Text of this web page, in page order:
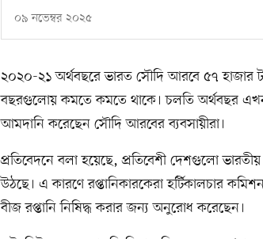
০৯ নভেম্বর ২০২৫
২০২০-২১ অর্থবছরে ভারত সৌদি আরবে ৫৭ হাজার
বছরগুলোয় কমতে কমতে থাকে। চলতি অর্থবছর এখন
আমদানি করেছেন সৌদি আরবের ব্যবসায়ীরা।
প্রতিবেদনে বলা হয়েছে, প্রতিবেশী দেশগুলো
উঠছে। এ কারণে রপ্তানিকারকেরা হর্টিকালচার
বীজ রপ্তানি নিষিদ্ধ করার জন্য অনুরোধ করেছেন।